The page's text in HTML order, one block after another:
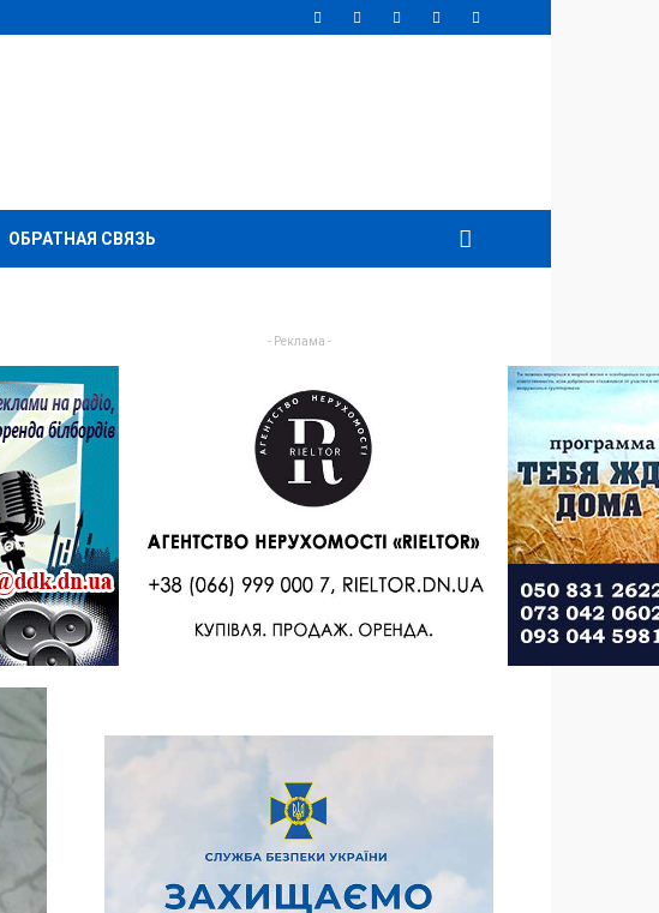
ОБРАТНАЯ СВЯЗЬ
- Реклама -